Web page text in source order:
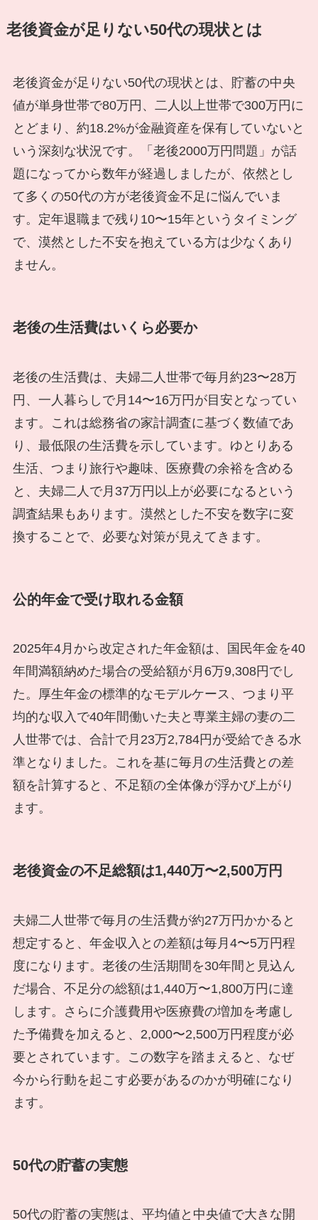
老後資金が足りない50代の現状とは
老後資金が足りない50代の現状とは、貯蓄の中央
値が単身世帯で80万円、二人以上世帯で300万円に
とどまり、約18.2%が金融資産を保有していないと
いう深刻な状況です。「老後2000万円問題」が話
題になってから数年が経過しましたが、依然とし
て多くの50代の方が老後資金不足に悩んでいま
す。定年退職まで残り10〜15年というタイミング
で、漠然とした不安を抱えている方は少なくあり
ません。
老後の生活費はいくら必要か
老後の生活費は、夫婦二人世帯で毎月約23〜28万
円、一人暮らしで月14〜16万円が目安となってい
ます。これは総務省の家計調査に基づく数値であ
り、最低限の生活費を示しています。ゆとりある
生活、つまり旅行や趣味、医療費の余裕を含める
と、夫婦二人で月37万円以上が必要になるという
調査結果もあります。漠然とした不安を数字に変
換することで、必要な対策が見えてきます。
公的年金で受け取れる金額
2025年4月から改定された年金額は、国民年金を40
年間満額納めた場合の受給額が月6万9,308円でし
た。厚生年金の標準的なモデルケース、つまり平
均的な収入で40年間働いた夫と専業主婦の妻の二
人世帯では、合計で月23万2,784円が受給できる水
準となりました。これを基に毎月の生活費との差
額を計算すると、不足額の全体像が浮かび上がり
ます。
老後資金の不足総額は1,440万〜2,500万円
夫婦二人世帯で毎月の生活費が約27万円かかると
想定すると、年金収入との差額は毎月4〜5万円程
度になります。老後の生活期間を30年間と見込ん
だ場合、不足分の総額は1,440万〜1,800万円に達
します。さらに介護費用や医療費の増加を考慮し
た予備費を加えると、2,000〜2,500万円程度が必
要とされています。この数字を踏まえると、なぜ
今から行動を起こす必要があるのかが明確になり
ます。
50代の貯蓄の実態
50代の貯蓄の実態は、平均値と中央値で大きな開